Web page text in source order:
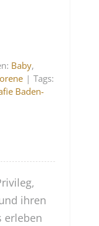
Baby,
| Tags:
Baden-
ihren
erleben